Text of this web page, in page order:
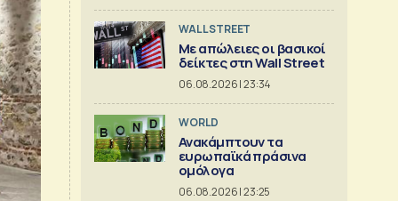
WALL STREET
Με απώλειες οι βασικοί
δείκτες στη Wall Street
06.08.2026 | 23:34
WORLD
Ανακάμπτουν τα
ευρωπαϊκά πράσινα
ομόλογα
06.08.2026 | 23:25